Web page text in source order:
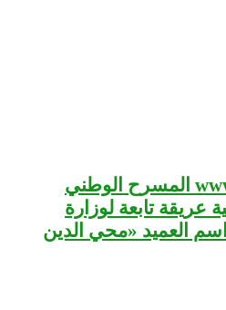
www.tna.dz المسرح الوطني
عريقة تابعة لوزارة
اسم العميد «محي الدين